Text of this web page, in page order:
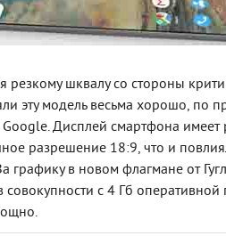
резкому шквалу со стороны
эту модель весьма хорошо, по
Google. Дисплей смартфона
разрешение 18:9, что и
графику в новом флагмане от
совокупности с 4 Гб оперативной